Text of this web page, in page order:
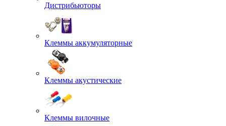
Дистрибьюторы
Клеммы аккумуляторные
Клеммы акустические
Клеммы вилочные